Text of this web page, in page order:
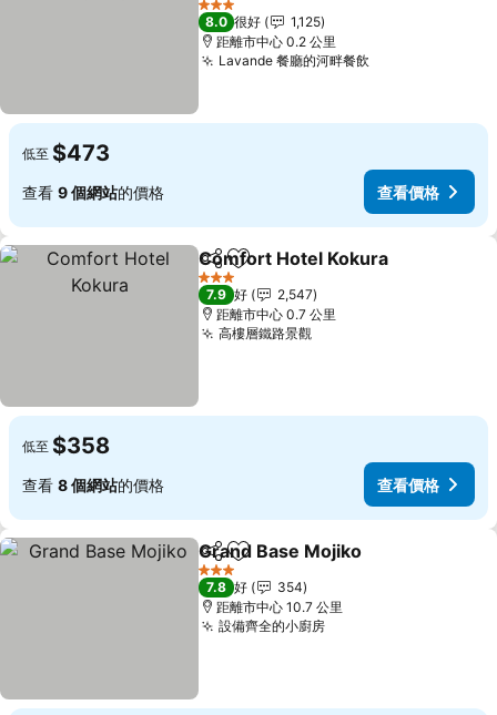
3 星級
8.0 很好
1,125
距離市中心 0.2 公里
Lavande 餐廳的河畔餐飲
低至 $473
查看 9 個網站的價格 查看價格
分享 放到收藏夾
Comfort Hotel Kokura
3 星級
7.9 好
2,547
距離市中心 0.7 公里
高樓層鐵路景觀
低至 $358
查看 8 個網站的價格 查看價格
分享 放到收藏夾
Grand Base Mojiko
3 星級
7.8 好
354
距離市中心 10.7 公里
設備齊全的小廚房